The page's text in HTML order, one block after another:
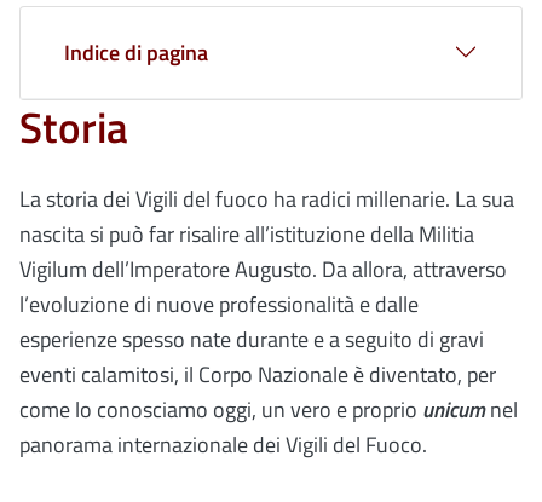
Storia
La storia dei Vigili del fuoco ha radici millenarie. La sua
nascita si può far risalire all’istituzione della Militia
Vigilum dell’Imperatore Augusto. Da allora, attraverso
l’evoluzione di nuove professionalità e dalle
esperienze spesso nate durante e a seguito di gravi
eventi calamitosi, il Corpo Nazionale è diventato, per
come lo conosciamo oggi, un vero e proprio unicumnel
panorama internazionale dei Vigili del Fuoco.
Indice di pagina